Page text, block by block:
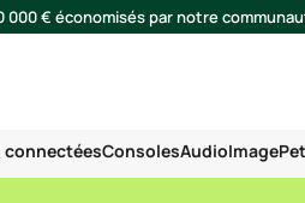
000 € économisés par notre
connectéesConsolesAudioImage